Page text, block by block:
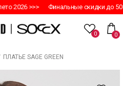
2026 >>> Финальные скидки до
0 0
ПЛАТЬЕ SAGE GREEN